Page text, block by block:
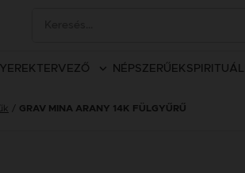
TERVEZŐ NÉPSZERŰEK
GRAV MINA ARANY 14K FÜLGYŰRŰ